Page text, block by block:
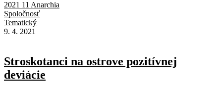
2021 11 Anarchia
Spoločnosť
Tematický
9. 4. 2021
Stroskotanci na ostrove pozitívnej
deviácie